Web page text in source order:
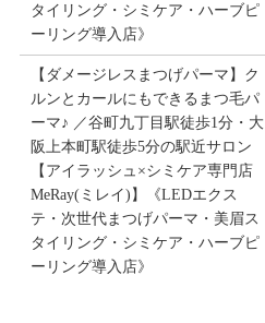
タイリング・シミケア・ハーブピ
ーリング導入店》
【ダメージレスまつげパーマ】ク
ルンとカールにもできるまつ毛パ
ーマ♪ ／谷町九丁目駅徒歩1分・大
阪上本町駅徒歩5分の駅近サロン
【アイラッシュ×シミケア専門店
MeRay(ミレイ)】《LEDエクス
テ・次世代まつげパーマ・美眉ス
タイリング・シミケア・ハーブピ
ーリング導入店》